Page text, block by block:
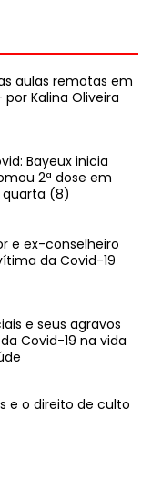
aulas remotas em
Kalina Oliveira
Bayeux inicia
2ª dose em
quarta (8)
e ex-conselheiro
da Covid-19
e seus agravos
Covid-19 na vida
e o direito de culto